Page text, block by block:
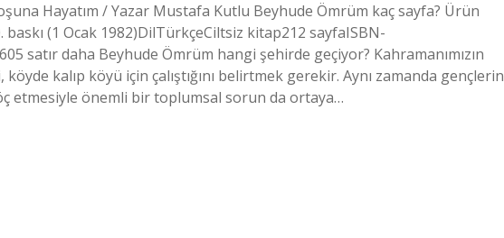
Hayatım / Yazar Mustafa Kutlu Beyhude Ömrüm kaç sayfa? Ürün
baskı (1 Ocak 1982)DilTürkçeCiltsiz kitap212 sayfaISBN-
satır daha Beyhude Ömrüm hangi şehirde geçiyor? Kahramanımızın
kalıp köyü için çalıştığını belirtmek gerekir. Aynı zamanda gençlerin
etmesiyle önemli bir toplumsal sorun da ortaya…